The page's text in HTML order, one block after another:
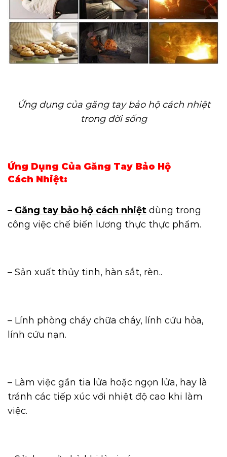
Ứng dụng của găng tay bảo hộ cách nhiệt
trong đời sống
Ứng Dụng Của Găng Tay Bảo Hộ
Cách Nhiệt:
– Găng tay bảo hộ cách nhiệt dùng trong
công việc chế biến lương thực thực phẩm.
– Sản xuất thủy tinh, hàn sắt, rèn..
– Lính phòng cháy chữa cháy, lính cứu hỏa,
lính cứu nạn.
– Làm việc gần tia lửa hoặc ngọn lửa, hay là
tránh các tiếp xúc với nhiệt độ cao khi làm
việc.